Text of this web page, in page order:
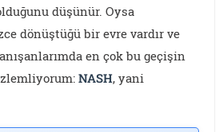
düşünür. Oysa
dönüştüğü bir evre vardır ve
en çok bu geçişin
NASH, yani